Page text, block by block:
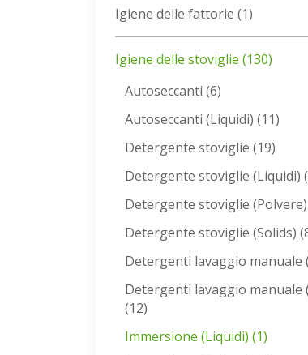
Igiene delle fattorie (1)
Igiene delle stoviglie (130)
Autoseccanti (6)
Autoseccanti (Liquidi) (11)
Detergente stoviglie (19)
Detergente stoviglie (Liquidi)
Detergente stoviglie (Polvere)
Detergente stoviglie (Solids)
Detergenti lavaggio manuale
Detergenti lavaggio manuale
(12)
Immersione (Liquidi) (1)